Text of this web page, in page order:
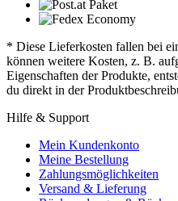
* Diese Lieferkosten fallen bei
können weitere Kosten, z. B.
Eigenschaften der Produkte,
du direkt in der
Hilfe & Support
Mein Kundenkonto
Meine Bestellung
Zahlungsmöglichkeiten
Versand & Lieferung